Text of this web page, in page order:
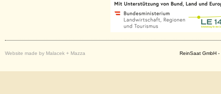
Website made by Malacek + Mazza ReinSaat GmbH